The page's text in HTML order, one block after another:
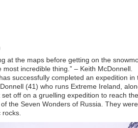
at the maps before getting on the
incredible thing.” – Keith McDonnell.
successfully completed an expedition
(41) who runs Extreme Ireland,
off on a gruelling expedition to reach
the Seven Wonders of Russia. They